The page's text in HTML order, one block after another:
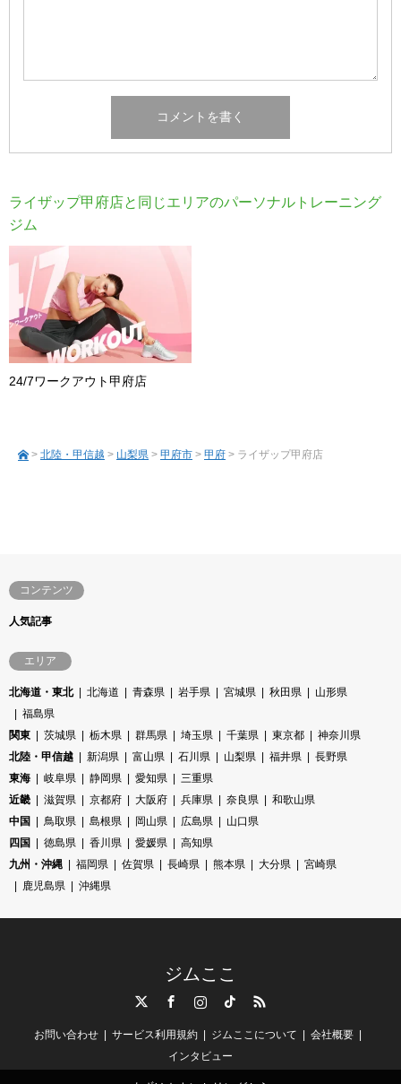
ライザップ甲府店と同じエリアのパーソナルトレーニング
ジム
24/7ワークアウト甲府店
> 北陸・甲信越 > 山梨県 > 甲府市 > 甲府 > ライザップ甲府店
コンテンツ
人気記事
エリア
北海道・東北 北海道 青森県 岩手県 宮城県 秋田県
山形県
福島県
関東
茨城県 栃木県 群馬県 埼玉県 千葉県 東京都
神奈川県
北陸・甲信越
新潟県 富山県 石川県 山梨県 福井県
長野県
東海
岐阜県 静岡県 愛知県
三重県
近畿
滋賀県 京都府 大阪府 兵庫県 奈良県
和歌山県
中国
鳥取県 島根県 岡山県 広島県
山口県
四国
徳島県 香川県 愛媛県
高知県
九州・沖縄
福岡県 佐賀県 長崎県 熊本県 大分県
宮崎県
鹿児島県
沖縄県
ジムここ
TikTok RSS
お問い合わせ サービス利用規約 ジムここについて
会社概要
インタビュー